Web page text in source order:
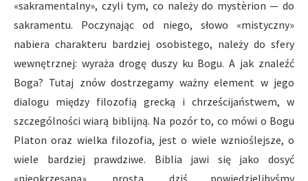
«sakramentalny», czyli tym, co należy do mystèrion — do
sakramentu. Poczynając od niego, słowo «mistyczny»
nabiera charakteru bardziej osobistego, należy do sfery
wewnętrznej: wyraża drogę duszy ku Bogu. A jak znaleźć
Boga? Tutaj znów dostrzegamy ważny element w jego
dialogu między filozofią grecką i chrześcijaństwem, w
szczególności wiarą biblijną. Na pozór to, co mówi o Bogu
Platon oraz wielka filozofia, jest o wiele wznioślejsze, o
wiele bardziej prawdziwe. Biblia jawi się jako dosyć
«nieokrzesana», prosta, dziś powiedzielibyśmy